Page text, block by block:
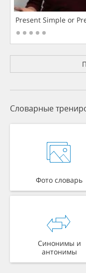
Present Simple or
Словарные
Фото словарь
Синонимы и
антонимы